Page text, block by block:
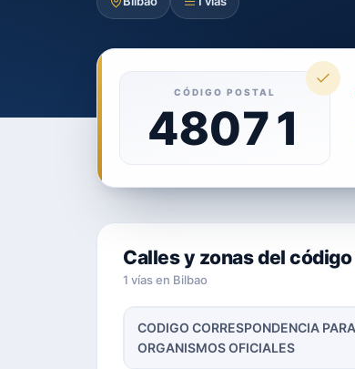
CÓDIGO POSTAL
48071
Calles y zonas del
1 vías en Bilbao
CODIGO CORRESPONDENCIA PARA
ORGANISMOS OFICIALES